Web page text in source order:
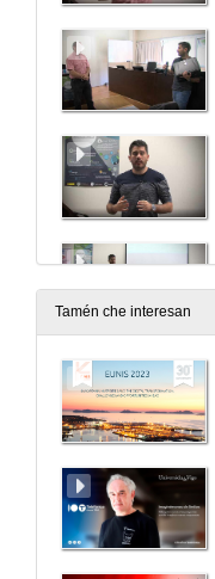
Tamén che interesan